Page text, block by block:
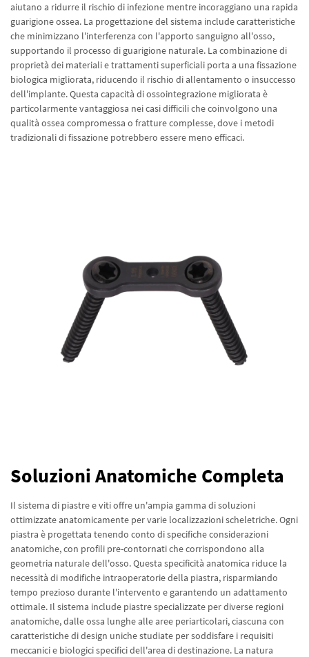
aiutano a ridurre il rischio di infezione mentre incoraggiano una rapida
guarigione ossea. La progettazione del sistema include caratteristiche
che minimizzano l'interferenza con l'apporto sanguigno all'osso,
supportando il processo di guarigione naturale. La combinazione di
proprietà dei materiali e trattamenti superficiali porta a una fissazione
biologica migliorata, riducendo il rischio di allentamento o insuccesso
dell'implante. Questa capacità di ossointegrazione migliorata è
particolarmente vantaggiosa nei casi difficili che coinvolgono una
qualità ossea compromessa o fratture complesse, dove i metodi
tradizionali di fissazione potrebbero essere meno efficaci.
Soluzioni Anatomiche Completa
Il sistema di piastre e viti offre un'ampia gamma di soluzioni
ottimizzate anatomicamente per varie localizzazioni scheletriche. Ogni
piastra è progettata tenendo conto di specifiche considerazioni
anatomiche, con profili pre-contornati che corrispondono alla
geometria naturale dell'osso. Questa specificità anatomica riduce la
necessità di modifiche intraoperatorie della piastra, risparmiando
tempo prezioso durante l'intervento e garantendo un adattamento
ottimale. Il sistema include piastre specializzate per diverse regioni
anatomiche, dalle ossa lunghe alle aree periarticolari, ciascuna con
caratteristiche di design uniche studiate per soddisfare i requisiti
meccanici e biologici specifici dell'area di destinazione. La natura